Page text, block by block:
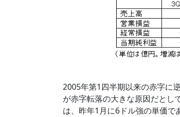
2005年第1四半期以来の赤字に
が赤字転落の大きな原因だとし
は、昨年1月に6ドル強の単価